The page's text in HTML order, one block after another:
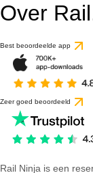
Over
Best beoordeelde app
Zeer goed beoordeeld
Rail Ninja is een